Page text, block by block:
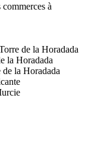
à
de la Horadada
la Horadada
la Horadada